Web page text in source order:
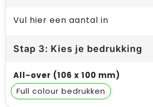
Vul hier een aantal in
Stap 3: Kies je bedrukking
All-over (106 x 100 mm)
Full colour